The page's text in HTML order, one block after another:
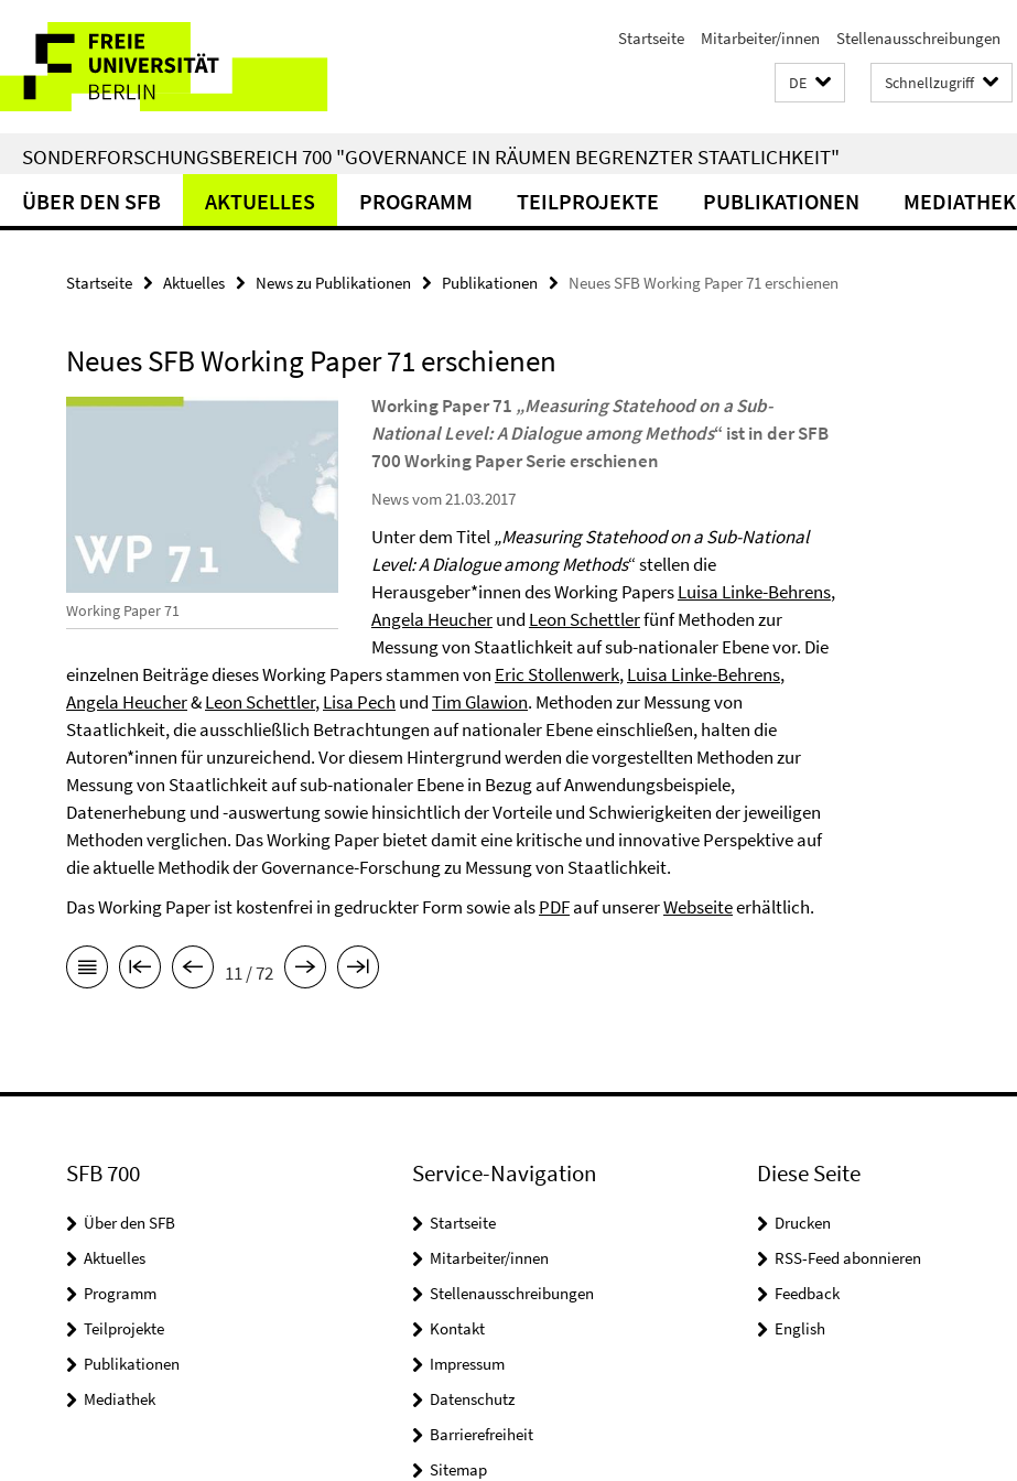
direkt
Inhalt
Service-
Navigation
Startseite Mitarbeiter/innen Stellenausschreibungen
DE Schnellzugriff
SONDERFORSCHUNGSBEREICH 700 "GOVERNANCE IN RÄUMEN BEGRENZTER STAATLICHKEIT"
ÜBER DEN SFB AKTUELLES PROGRAMM TEILPROJEKTE PUBLIKATIONEN MEDIATHEK
Startseite Aktuelles News zu Publikationen Publikationen Neues SFB Working Paper 71 erschienen
Neues SFB Working Paper 71 erschienen
Working Paper 71
Working Paper 71 „Measuring Statehood on a Sub-
National Level: A Dialogue among Methods“ ist in der SFB
700 Working Paper Serie erschienen
News vom 21.03.2017
Unter dem Titel„Measuring Statehood on a Sub-National
Level: A Dialogue among Methods“ stellen die
Herausgeber*innen des Working PapersLuisa Linke-Behrens,
Angela Heucherund Leon Schettlerfünf Methoden zur
Messung von Staatlichkeit auf sub-nationaler Ebene vor. Die
einzelnen Beiträge dieses Working Papers stammen von Eric Stollenwerk,Luisa Linke-Behrens,
Angela Heucher&Leon Schettler,Lisa Pech undTim Glawion. Methoden zur Messung von
Staatlichkeit, die ausschließlich Betrachtungen auf nationaler Ebene einschließen, halten die
Autoren*innen für unzureichend. Vor diesem Hintergrund werden die vorgestellten Methoden zur
Messung von Staatlichkeit auf sub-nationaler Ebene in Bezug auf Anwendungsbeispiele,
Datenerhebung und -auswertung sowie hinsichtlich der Vorteile und Schwierigkeiten der jeweiligen
Methoden verglichen. Das Working Paper bietet damit eine kritische und innovative Perspektive auf
die aktuelle Methodik der Governance-Forschung zu Messung von Staatlichkeit.
Das Working Paper ist kostenfrei in gedruckter Form sowie alsPDFauf unsererWebseiteerhältlich.
11 / 72
SFB 700
Über den SFB
Aktuelles
Programm
Teilprojekte
Publikationen
Mediathek
Service-Navigation
Startseite
Mitarbeiter/innen
Stellenausschreibungen
Kontakt
Impressum
Datenschutz
Barrierefreiheit
Sitemap
Diese Seite
Drucken
RSS-Feed abonnieren
Feedback
English